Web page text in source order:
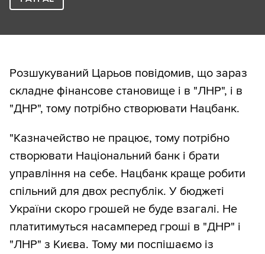
Розшукуваний Царьов повідомив, що зараз
складне фінансове становище і в "ЛНР", і в
"ДНР", тому потрібно створювати Нацбанк.
"Казначейство не працює, тому потрібно
створювати Національний банк і брати
управління на себе. Нацбанк краще робити
спільний для двох республік. У бюджеті
України скоро грошей не буде взагалі. Не
платитимуться насамперед гроші в "ДНР" і
"ЛНР" з Києва. Тому ми поспішаємо із